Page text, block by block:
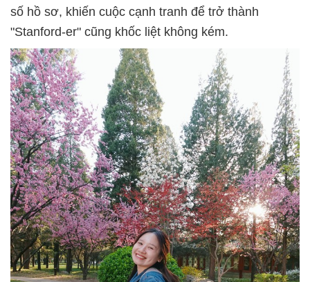
số hồ sơ, khiến cuộc cạnh tranh để trở thành
"Stanford-er" cũng khốc liệt không kém.